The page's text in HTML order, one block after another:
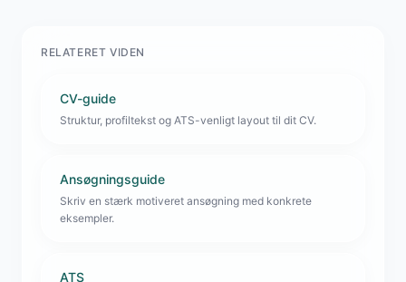
RELATERET VIDEN
CV-guide
Struktur, profiltekst og ATS-venligt layout til dit CV.
Ansøgningsguide
Skriv en stærk motiveret ansøgning med konkrete
eksempler.
ATS